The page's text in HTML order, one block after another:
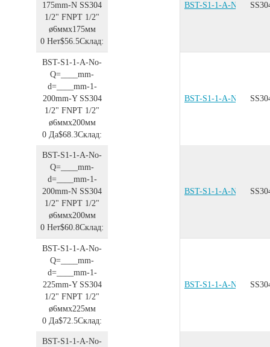
175mm-N SS304
1/2" FNPT 1/2"
ø6ммx175мм
0 Нет$56.5Склад:
BST-S1-1-A-No-
BST-S1-1-A-No-
Q=____mm-
d=____mm-1-
200mm-YSS304
1/2" FNPT 1/2"
ø6ммx200мм
0 Да$68.3Склад:
BST-S1-1-A-No-
BST-S1-1-A-No-
Q=____mm-
d=____mm-1-
200mm-N SS304
1/2" FNPT 1/2"
ø6ммx200мм
0 Нет$60.8Склад:
BST-S1-1-A-No-
BST-S1-1-A-No-
Q=____mm-
d=____mm-1-
225mm-YSS304
1/2" FNPT 1/2"
ø6ммx225мм
0 Да$72.5Склад:
BST-S1-1-A-No-
BST-S1-1-A-No-